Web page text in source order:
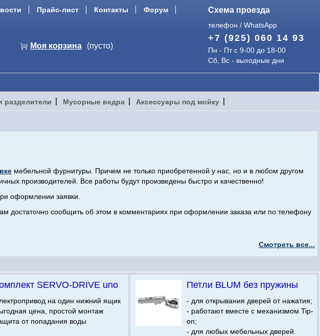
Прайс-лист Контакты Форум Схема проезда
Моя корзина (пусто)
телефон / WhatsApp
+7 (925) 060 14 93
Пн - Пт с 9-00 до 18-00
Сб, Вс - выходные дни
разделители Мусорные ведра Аксессуары под мойку
мебельной фурнитуры. Причем не только приобретенной у нас, но и в любом другом
производителей. Все работы будут произведены быстро и качественно!
оформлении заявки.
достаточно сообщить об этом в комментариях при оформлении заказа или по телефону
Смотреть все...
SERVO-DRIVE uno
на один нижний ящик
цена, простой монтаж
от попадания воды
Петли BLUM без пружины
- для открывания дверей от нажатия;
- работают вместе с механизмом Tip-
on;
- для любых мебельных дверей.